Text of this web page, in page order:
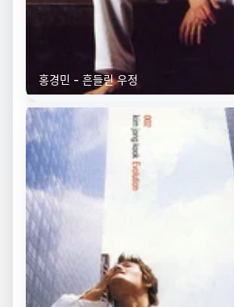
홍경민 - 흔들린 우정